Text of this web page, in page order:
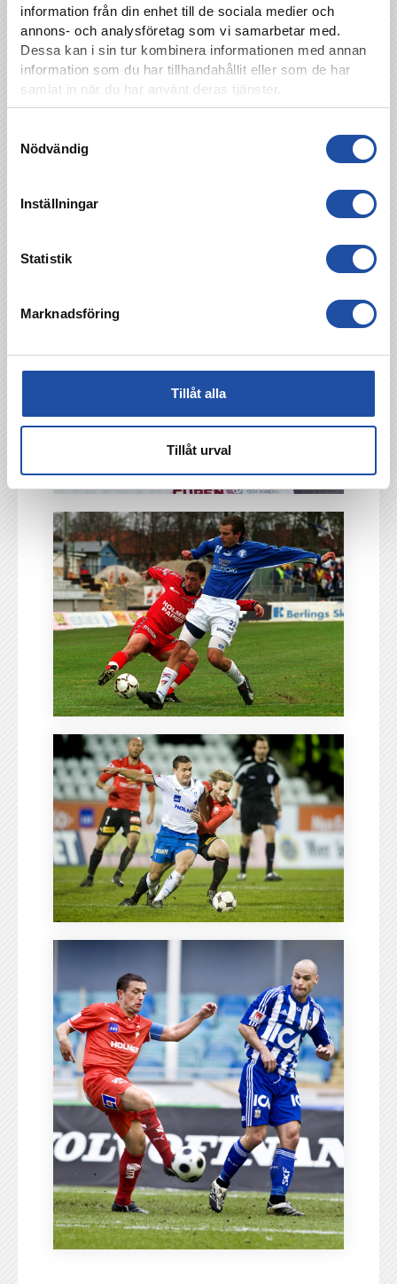
information från din enhet till de sociala medier och
annons- och analysföretag som vi samarbetar med.
Dessa kan i sin tur kombinera informationen med annan
information som du har tillhandahållit eller som de har
samlat in när du har använt deras tjänster.
Nödvändig
Inställningar
Statistik
Marknadsföring
Tillåt alla
Tillåt urval